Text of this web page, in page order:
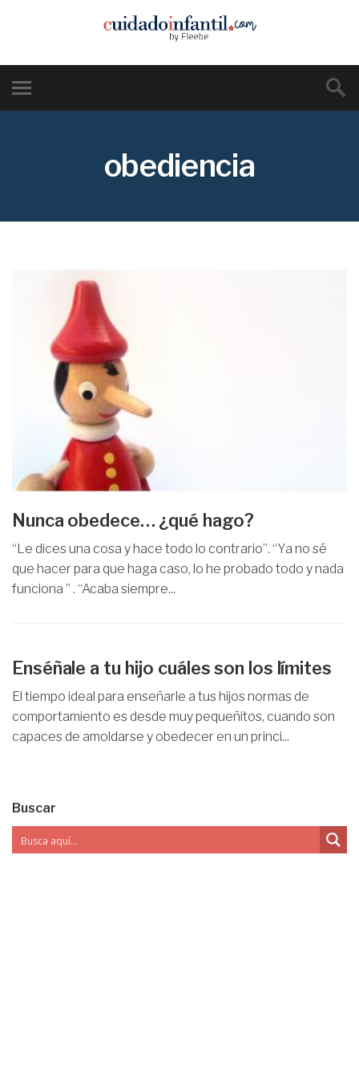
obediencia
Nunca obedece… ¿qué hago?
“Le dices una cosa y hace todo lo contrario”. “Ya no sé
que hacer para que haga caso, lo he probado todo y nada
funciona ” . “Acaba siempre...
Enséñale a tu hijo cuáles son los límites
El tiempo ideal para enseñarle a tus hijos normas de
comportamiento es desde muy pequeñitos, cuando son
capaces de amoldarse y obedecer en un princi...
Buscar